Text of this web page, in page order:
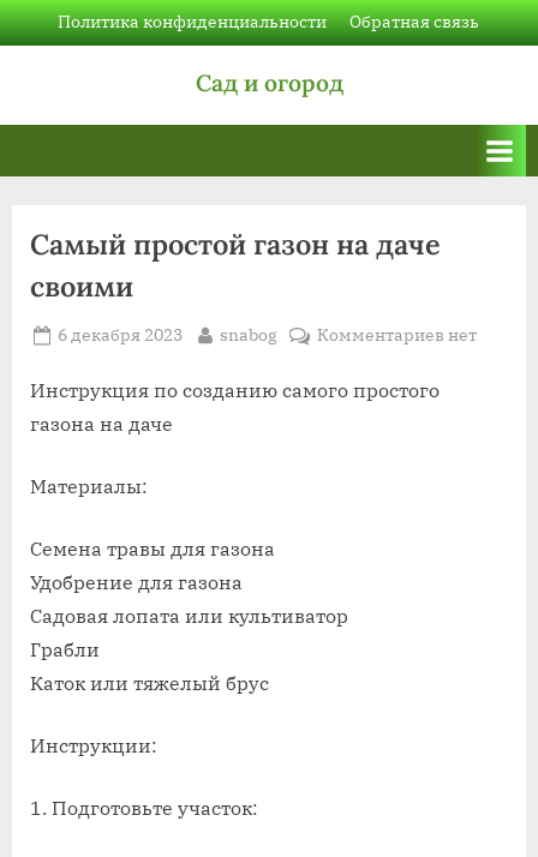
Skip
to
Политика конфиденциальности Обратная связь
Сад и огород
Самый простой газон на даче
своими
Posted
6 декабря 2023 By
snabog Комментариевкнет
Инструкция по созданию самого простого
газона на даче
Материалы:
Семена травы для газона
Удобрение для газона
Садовая лопата или культиватор
Грабли
Каток или тяжелый брус
Инструкции:
1. Подготовьте участок: